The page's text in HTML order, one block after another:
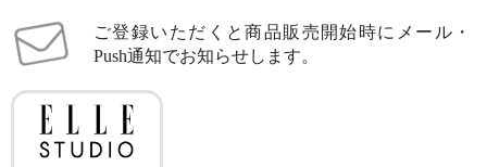
ご登録いただくと商品販売開始時にメール・
Push通知でお知らせします。